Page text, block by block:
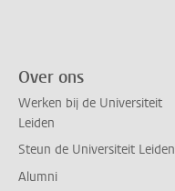
Over ons
Werken bij de Universiteit
Leiden
Steun de Universiteit Leiden
Alumni